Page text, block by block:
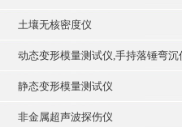
土壤无核密度仪
动态变形模量测试仪,手持落锤弯沉
静态变形模量测试仪
非金属超声波探伤仪